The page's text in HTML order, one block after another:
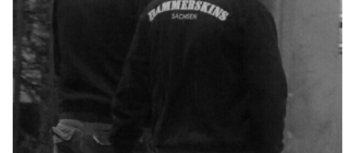
Regionen:
Schlagwörter: